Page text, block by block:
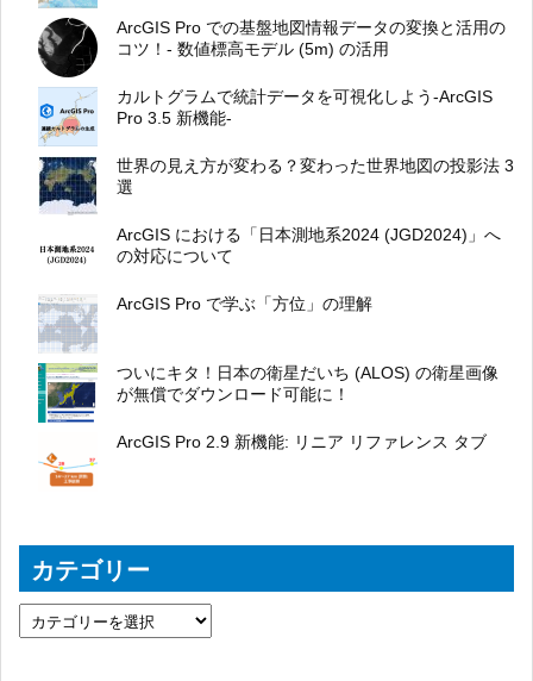
ArcGIS Pro での基盤地図情報データの変換と活用の
コツ！- 数値標高モデル (5m) の活用
カルトグラムで統計データを可視化しよう-ArcGIS
Pro 3.5 新機能-
世界の見え方が変わる？変わった世界地図の投影法 3
選
ArcGIS における「日本測地系2024 (JGD2024)」へ
の対応について
ArcGIS Pro で学ぶ「方位」の理解
ついにキタ！日本の衛星だいち (ALOS) の衛星画像
が無償でダウンロード可能に！
ArcGIS Pro 2.9 新機能: リニア リファレンス タブ
カテゴリー